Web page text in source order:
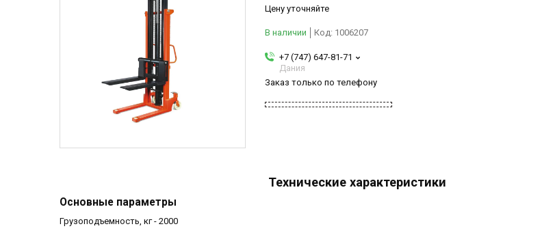
Цену уточняйте
В наличии Код: 1006207
+7 (747) 647-81-71
Дания
Заказ только по телефону
Технические характеристики
Основные параметры
Грузоподъемность, кг - 2000